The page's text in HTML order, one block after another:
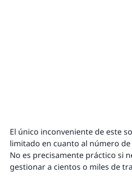
El único inconveniente de este
limitado en cuanto al número
No es precisamente práctico si
gestionar a cientos o miles de